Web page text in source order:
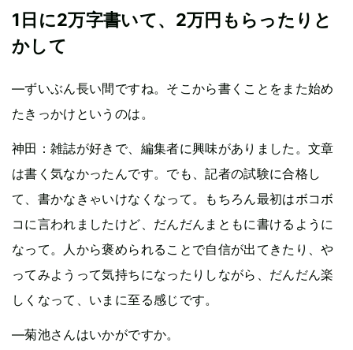
1日に2万字書いて、2万円もらったりと
かして
—ずいぶん長い間ですね。そこから書くことをまた始め
たきっかけというのは。
神田：雑誌が好きで、編集者に興味がありました。文章
は書く気なかったんです。でも、記者の試験に合格し
て、書かなきゃいけなくなって。もちろん最初はボコボ
コに言われましたけど、だんだんまともに書けるように
なって。人から褒められることで自信が出てきたり、や
ってみようって気持ちになったりしながら、だんだん楽
しくなって、いまに至る感じです。
—菊池さんはいかがですか。